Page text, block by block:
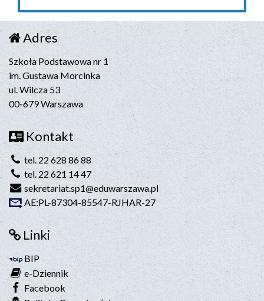
Adres
Szkoła Podstawowa nr 1
im. Gustawa Morcinka
ul. Wilcza 53
00-679 Warszawa
Kontakt
tel. 22 628 86 88
tel. 22 621 14 47
sekretariat.sp1@eduwarszawa.pl
AE:PL-87304-85547-RJHAR-27
Linki
BIP
e-Dziennik
Facebook